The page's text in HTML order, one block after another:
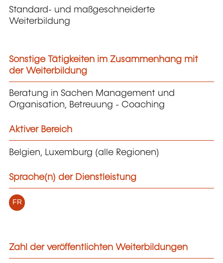
Standard- und maßgeschneiderte
Weiterbildung
Sonstige Tätigkeiten im Zusammenhang mit
der Weiterbildung
Beratung in Sachen Management und
Organisation, Betreuung - Coaching
Aktiver Bereich
Belgien, Luxemburg (alle Regionen)
Sprache(n) der Dienstleistung
FR
Zahl der veröffentlichten Weiterbildungen